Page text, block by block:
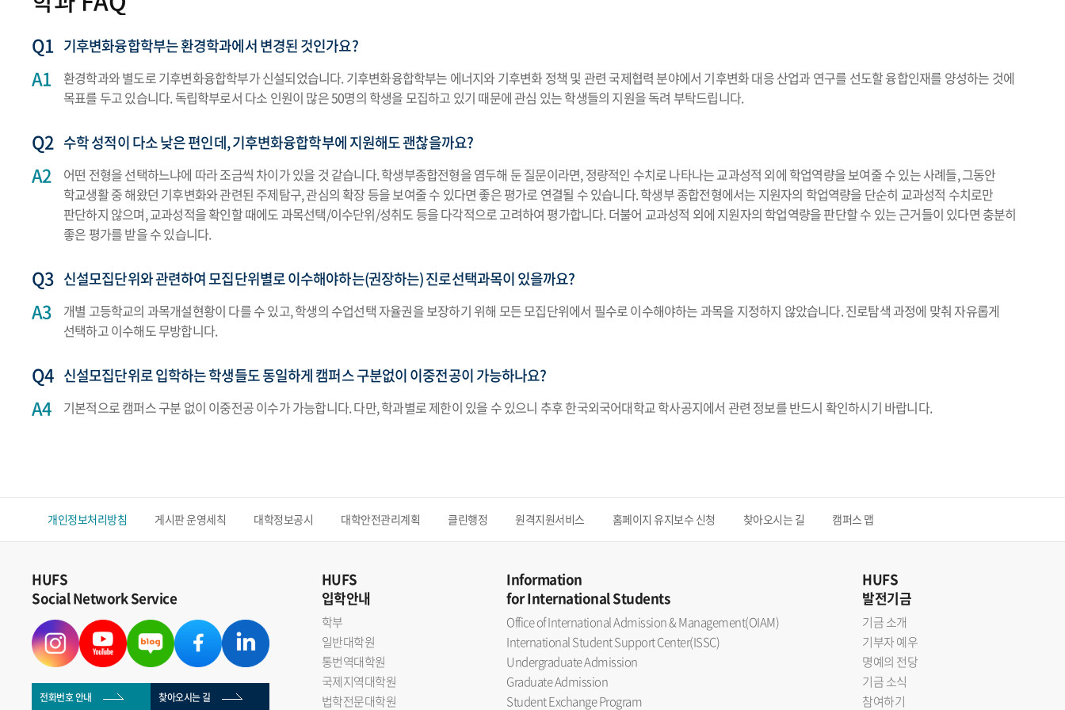
기후변화융합학부는 환경학과에서 변경된 것인가요?
환경학과와 별도로 기후변화융합학부가 신설되었습니다. 기후변화융합학부는 에너지와 기후변화 정책 및 관련 국제협력 분야에서 기후변화 대응 산업과 연구를 선도할 융합인재를 양성하는 것에
목표를 두고 있습니다. 독립학부로서 다소 인원이 많은 50명의 학생을 모집하고 있기 때문에 관심 있는 학생들의 지원을 독려 부탁드립니다.
수학 성적이 다소 낮은 편인데, 기후변화융합학부에 지원해도 괜찮을까요?
어떤 전형을 선택하느냐에 따라 조금씩 차이가 있을 것 같습니다. 학생부종합전형을 염두해 둔 질문이라면, 정량적인 수치로 나타나는 교과성적 외에 학업역량을 보여줄 수 있는 사례들, 그동안
학교생활 중 해왔던 기후변화와 관련된 주제탐구, 관심의 확장 등을 보여줄 수 있다면 좋은 평가로 연결될 수 있습니다. 학생부 종합전형에서는 지원자의 학업역량을 단순히 교과성적 수치로만
판단하지 않으며, 교과성적을 확인할 때에도 과목선택/이수단위/성취도 등을 다각적으로 고려하여 평가합니다. 더불어 교과성적 외에 지원자의 학업역량을 판단할 수 있는 근거들이 있다면 충분히
좋은 평가를 받을 수 있습니다.
신설모집단위와 관련하여 모집단위별로 이수해야하는(권장하는) 진로선택과목이 있을까요?
개별 고등학교의 과목개설현황이 다를 수 있고, 학생의 수업선택 자율권을 보장하기 위해 모든 모집단위에서 필수로 이수해야하는 과목을 지정하지 않았습니다. 진로탐색 과정에 맞춰 자유롭게
선택하고 이수해도 무방합니다.
신설모집단위로 입학하는 학생들도 동일하게 캠퍼스 구분없이 이중전공이 가능하나요?
기본적으로 캠퍼스 구분 없이 이중전공 이수가 가능합니다. 다만, 학과별로 제한이 있을 수 있으니 추후 한국외국어대학교 학사공지에서 관련 정보를 반드시 확인하시기 바랍니다.
개인정보처리방침 게시판 운영세칙 대학정보공시 대학안전관리계획 클린행정 원격지원서비스 홈페이지 유지보수 신청 찾아오시는 길 캠퍼스 맵
HUFS
Social Network Service
전화번호 안내 찾아오시는 길
HUFS
입학안내
학부
일반대학원
통번역대학원
국제지역대학원
법학전문대학원
Information
for International Students
Office of International Admission & Management(OIAM)
International Student Support Center(ISSC)
Undergraduate Admission
Graduate Admission
Student Exchange Program
HUFS
발전기금
기금 소개
기부자 예우
명예의 전당
기금 소식
참여하기